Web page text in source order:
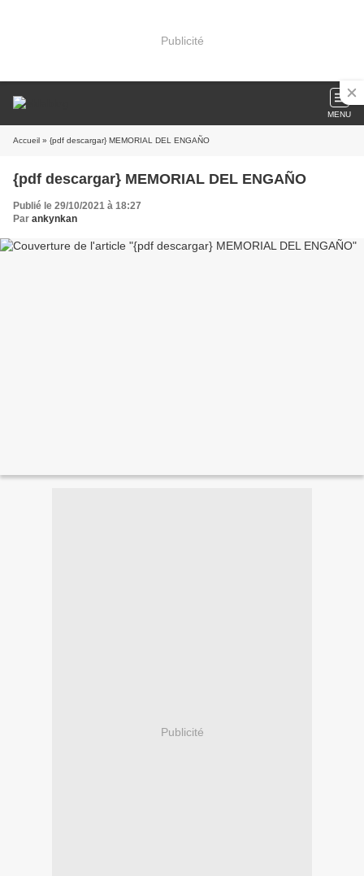
Publicité
MENU
Accueil » {pdf descargar} MEMORIAL DEL ENGAÑO
{pdf descargar} MEMORIAL DEL ENGAÑO
Publié le 29/10/2021 à 18:27
Par ankynkan
Publicité